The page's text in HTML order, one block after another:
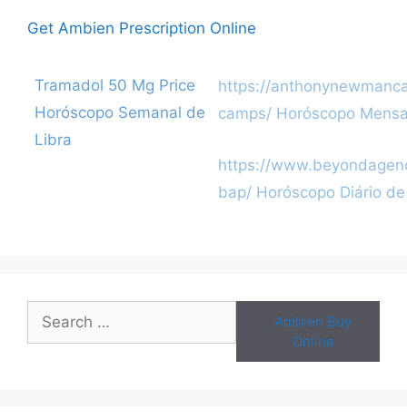
Get Ambien Prescription Online
Tramadol 50 Mg PriceCategories
Horóscopo Semanal de
Libra
Post
navigation
https://
camps/ Horóscopo
https://
bap/ Horóscopo Diário
Search
for:
Ambien Buy
Online